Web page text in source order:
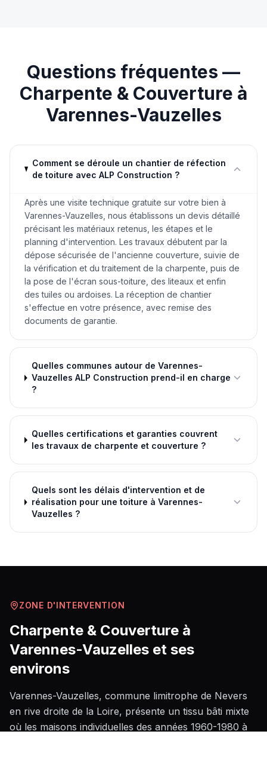
Questions fréquentes —
Charpente & Couverture à
Varennes-Vauzelles
Comment se déroule un chantier de réfection
de toiture avec ALP Construction ?
Après une visite technique gratuite sur votre bien à
Varennes-Vauzelles, nous établissons un devis détaillé
précisant les matériaux retenus, les étapes et le
planning d'intervention. Les travaux débutent par la
dépose sécurisée de l'ancienne couverture, suivie de
la vérification et du traitement de la charpente, puis de
la pose de l'écran sous-toiture, des liteaux et enfin
des tuiles ou ardoises. La réception de chantier
s'effectue en votre présence, avec remise des
documents de garantie.
Quelles communes autour de Varennes-
Vauzelles ALP Construction prend-il en charge
?
Quelles certifications et garanties couvrent
les travaux de charpente et couverture ?
Quels sont les délais d'intervention et de
réalisation pour une toiture à Varennes-
Vauzelles ?
ZONE D'INTERVENTION
Charpente & Couverture à
Varennes-Vauzelles et ses
environs
Varennes-Vauzelles, commune limitrophe de Nevers
en rive droite de la Loire, présente un tissu bâti mixte
où les maisons individuelles des années 1960-1980 à